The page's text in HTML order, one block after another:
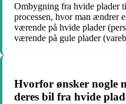
Ombygning fra hvide plader
processen, hvor man ændrer
værende på hvide plader
værende på gule plader
Hvorfor ønsker nogle
deres bil fra hvide